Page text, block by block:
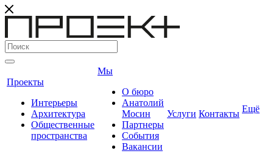
Проекты
Интерьеры
Архитектура
Общественные
пространства
Мы
О бюро
Анатолий
Мосин
Партнеры
События
Вакансии
Услуги Контакты Ещё